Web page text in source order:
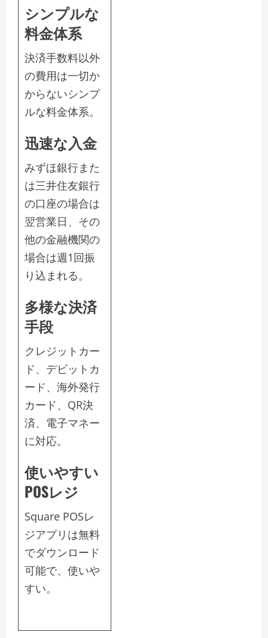
シンプルな
料金体系
決済手数料以外
の費用は一切か
からないシンプ
ルな料金体系。
迅速な入金
みずほ銀行また
は三井住友銀行
の口座の場合は
翌営業日、その
他の金融機関の
場合は週1回振
り込まれる。
多様な決済
手段
クレジットカー
ド、デビットカ
ード、海外発行
カード、QR決
済、電子マネー
に対応。
使いやすい
POSレジ
Square POSレ
ジアプリは無料
でダウンロード
可能で、使いや
すい。